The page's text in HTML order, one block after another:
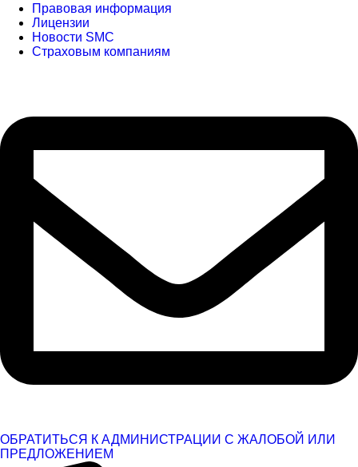
Правовая информация
Лицензии
Новости SMC
Страховым компаниям
ОБРАТИТЬСЯ К АДМИНИСТРАЦИИ С ЖАЛОБОЙ ИЛИ
ПРЕДЛОЖЕНИЕМ